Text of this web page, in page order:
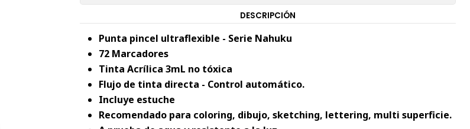
DESCRIPCIÓN
Punta pincel ultraflexible - Serie Nahuku
72 Marcadores
Tinta Acrílica 3mL no tóxica
Flujo de tinta directa - Control automático.
Incluye estuche
Recomendado para coloring, dibujo, sketching, lettering, multi superficie.